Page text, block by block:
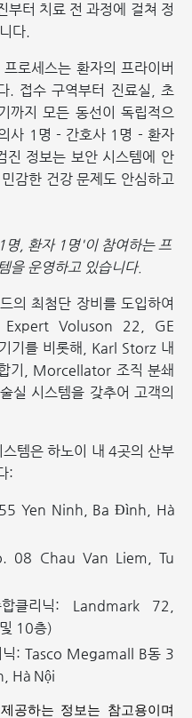
부터 치료 전 과정에 걸쳐 정
다.
로세스는 환자의 프라이버
. 접수 구역부터 진료실, 초
까지 모든 동선이 독립적으
사 1명 - 간호사 1명 - 환자
진 정보는 보안 시스템에 안
감한 건강 문제도 안심하고
, 환자 1명'이 참여하는 프
을 운영하고 있습니다.
의 최첨단 장비를 도입하여
. Expert Voluson 22, GE
기를 비롯해, Karl Storz 내
기, Morcellator 조직 분쇄
실 시스템을 갖추어 고객의
템은 하노이 내 4곳의 산부
:
Yen Ninh, Ba Đình, Hà
08 Chau Van Liem, Tu
클리닉: Landmark 72,
10층)
닉: Tasco Megamall B동 3
Hà Nội
공하는 정보는 참고용이며